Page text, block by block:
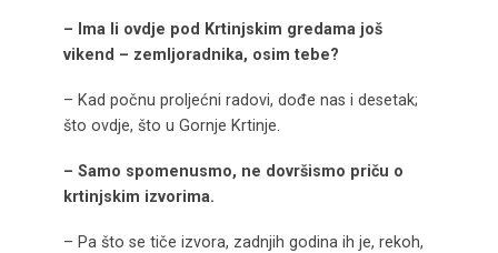
– Ima li ovdje pod Krtinjskim gredama još
vikend – zemljoradnika, osim tebe?
– Kad počnu proljećni radovi, dođe nas i desetak;
što ovdje, što u Gornje Krtinje.
– Samo spomenusmo, ne dovršismo priču o
krtinjskim izvorima.
– Pa što se tiče izvora, zadnjih godina ih je, rekoh,